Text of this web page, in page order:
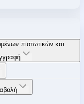
πιστωτικών και